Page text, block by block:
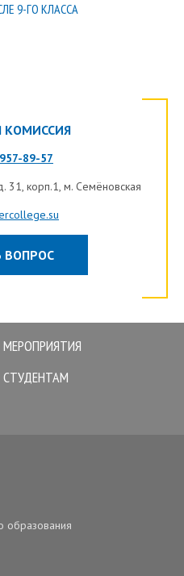
9-ГО КЛАССА
КОМИССИЯ
89-57
31, корп.1, м. Семёновская
ВОПРОС
МЕРОПРИЯТИЯ
СТУДЕНТАМ
образования